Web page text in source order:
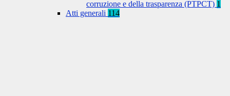
corruzione e della trasparenza (PTPCT) 1
Atti generali 114